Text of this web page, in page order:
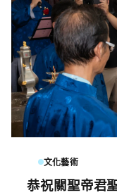
文化藝術
恭祝關聖帝君